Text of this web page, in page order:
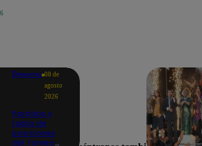
Deportes 08 de
agosto
2026
Partidos y
tabla de
posiciones
del Torneo